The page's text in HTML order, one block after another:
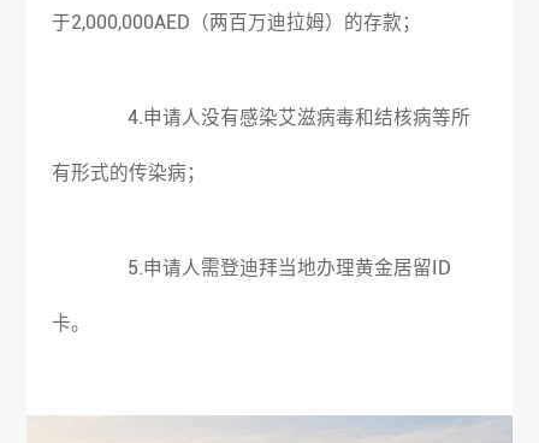
于2,000,000AED（两百万迪拉姆）的存款；
4.申请人没有感染艾滋病毒和结核病等所
有形式的传染病；
5.申请人需登迪拜当地办理黄金居留ID
卡。